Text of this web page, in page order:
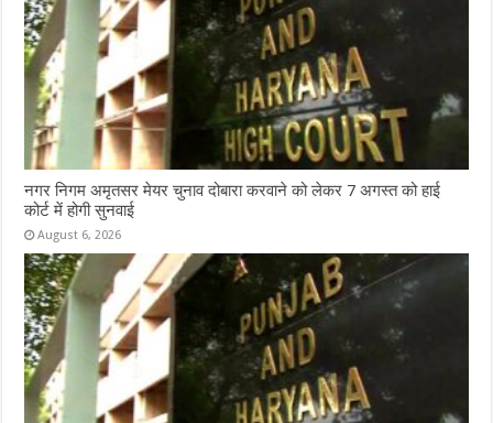
नगर निगम अमृतसर मेयर चुनाव दोबारा करवाने को लेकर 7 अगस्त को हाई
कोर्ट में होगी सुनवाई
August 6, 2026